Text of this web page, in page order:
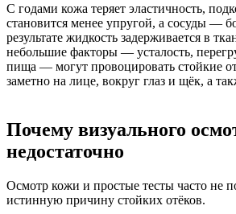
С годами кожа теряет эластичность,
становится менее упругой, а сосуды —
результате жидкость задерживается в
небольшие факторы — усталость,
пища — могут провоцировать стойкие
заметно на лице, вокруг глаз и щёк, а
Почему визуального
недостаточно
Осмотр кожи и простые тесты часто не
истинную причину стойких отёков.